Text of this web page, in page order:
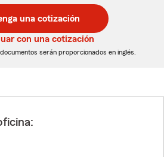
una cotización
con una cotización
serán proporcionados en inglés.